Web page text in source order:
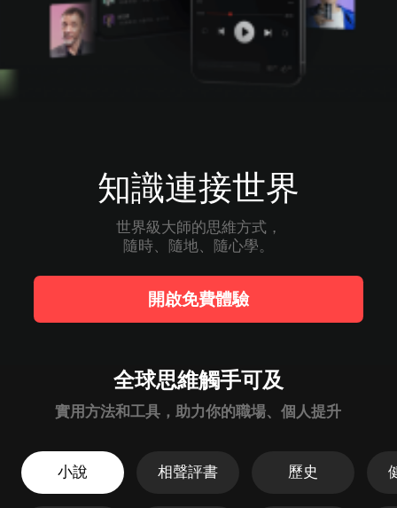
知識連接世界
世界級大師的思維方式，
隨時、隨地、隨心學。
實用方法和工具，助力你的職場、個人提升